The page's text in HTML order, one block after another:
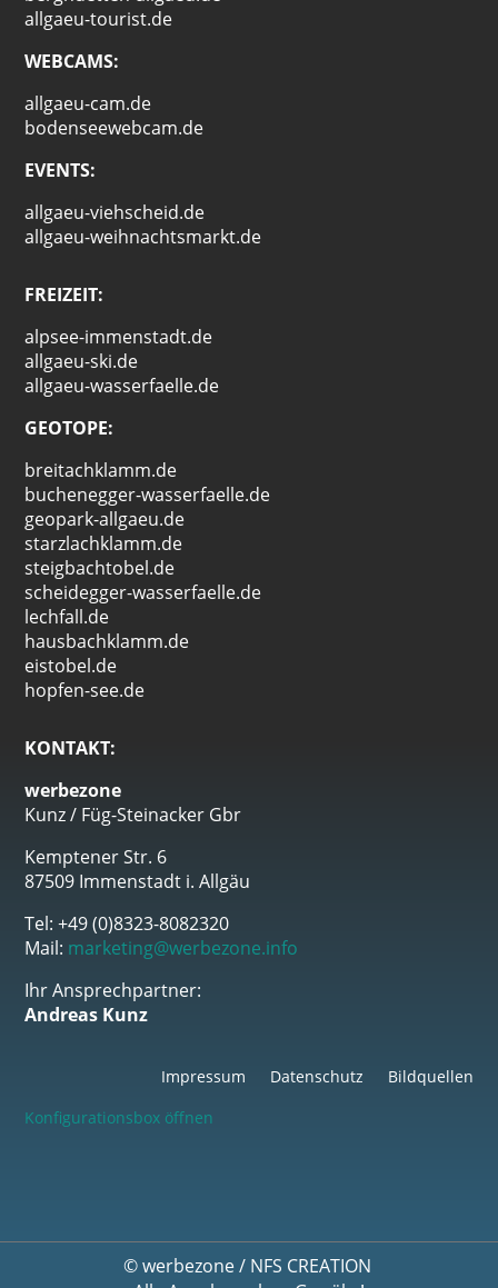
allgaeu-tourist.de
WEBCAMS:
allgaeu-cam.de
bodenseewebcam.de
EVENTS:
allgaeu-viehscheid.de
allgaeu-weihnachtsmarkt.de
FREIZEIT:
alpsee-immenstadt.de
allgaeu-ski.de
allgaeu-wasserfaelle.de
GEOTOPE:
breitachklamm.de
buchenegger-wasserfaelle.de
geopark-allgaeu.de
starzlachklamm.de
steigbachtobel.de
scheidegger-wasserfaelle.de
lechfall.de
hausbachklamm.de
eistobel.de
hopfen-see.de
KONTAKT:
werbezone
Kunz / Füg-Steinacker Gbr
Kemptener Str. 6
87509 Immenstadt i. Allgäu
Tel: +49 (0)8323-8082320
Mail: marketing@werbezone.info
Ihr Ansprechpartner:
Andreas Kunz
Impressum Datenschutz
Bildquellen
Konfigurationsbox öffnen
©werbezone/ NFS CREATION